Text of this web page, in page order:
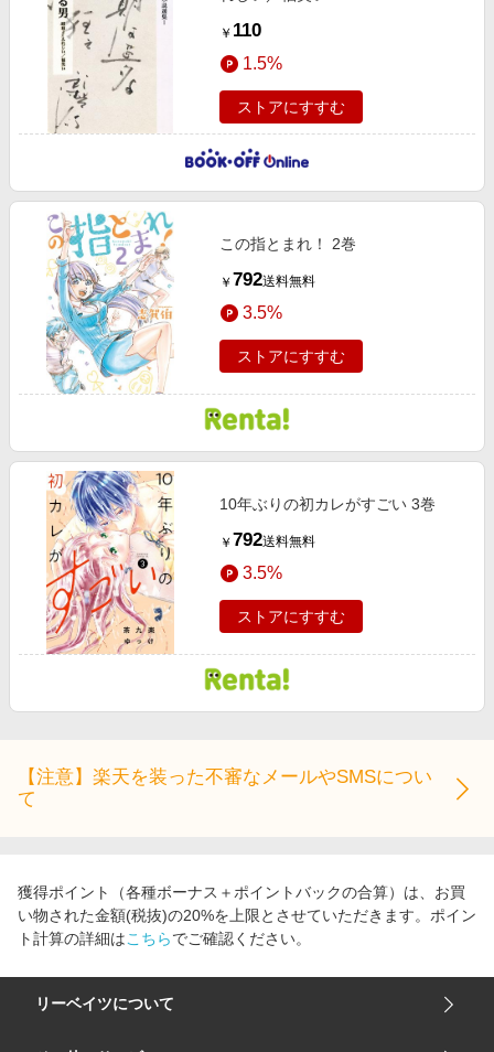
￥ 110
1.5%
ストアにすすむ
この指とまれ！ 2巻
￥ 792送料無料
3.5%
ストアにすすむ
10年ぶりの初カレがすごい 3巻
￥ 792送料無料
3.5%
ストアにすすむ
【注意】楽天を装った不審なメールやSMSについ
て
獲得ポイント（各種ボーナス＋ポイントバックの合算）は、お買
い物された金額(税抜)の20%を上限とさせていただきます。ポイン
ト計算の詳細はこちらでご確認ください。
リーベイツについて